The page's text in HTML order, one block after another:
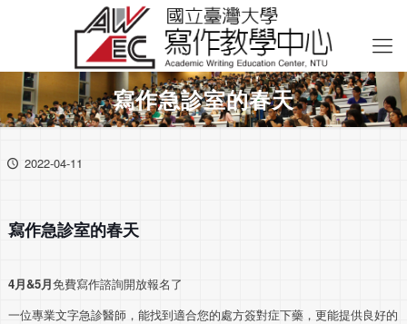
寫作急診室的春天
2022-04-11
寫作急診室的春天
4月&5月免費寫作諮詢開放報名了
一位專業文字急診醫師，能找到適合您的處方簽對症下藥，更能提供良好的